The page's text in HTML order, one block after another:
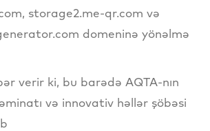
storage2.me-qr.com və
domeninə yönəlmə
verir ki, bu barədə AQTA-nın
və innovativ həllər şöbəsi